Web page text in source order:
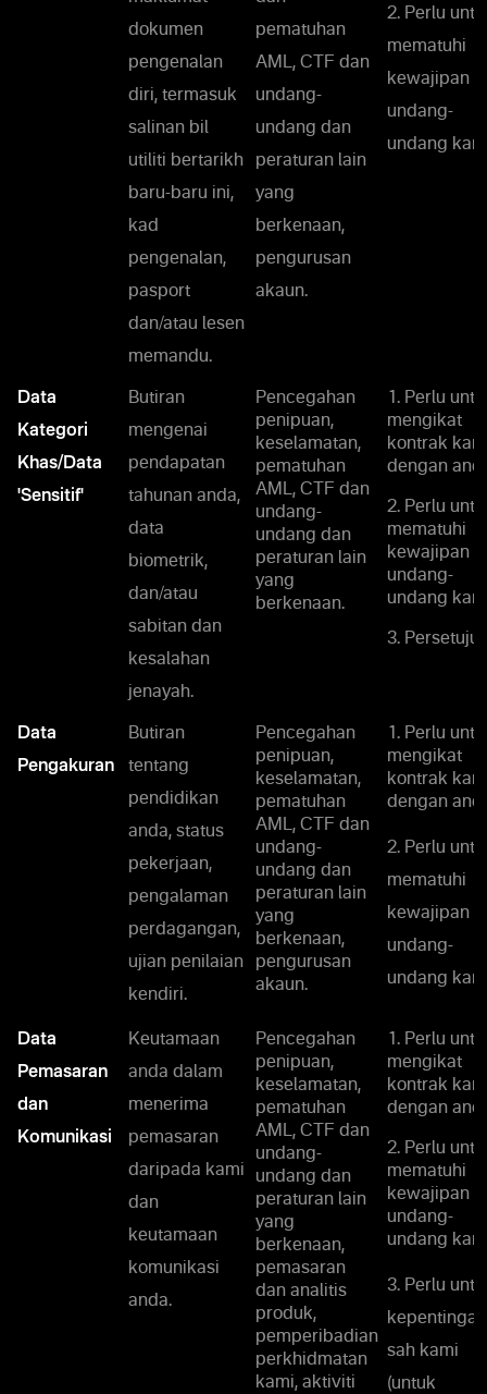
dokumen
pengenalan
diri, termasuk
salinan bil
utiliti bertarikh
baru-baru ini,
kad
pengenalan,
pasport
dan/atau lesen
memandu.
pematuhan
AML, CTF dan
undang-
undang dan
peraturan lain
yang
berkenaan,
pengurusan
akaun.
2. Perlu
mematuhi
kewajipan
undang-
undang
Data
Kategori
Khas/Data
'Sensitif'
Butiran
mengenai
pendapatan
tahunan anda,
data
biometrik,
dan/atau
sabitan dan
kesalahan
jenayah.
Pencegahan
penipuan,
keselamatan,
pematuhan
AML, CTF dan
undang-
undang dan
peraturan lain
yang
berkenaan.
1. Perlu
mengikat
kontrak
dengan
2. Perlu
mematuhi
kewajipan
undang-
undang
3.
Data
Pengakuran
Butiran
tentang
pendidikan
anda, status
pekerjaan,
pengalaman
perdagangan,
ujian penilaian
kendiri.
Pencegahan
penipuan,
keselamatan,
pematuhan
AML, CTF dan
undang-
undang dan
peraturan lain
yang
berkenaan,
pengurusan
akaun.
1. Perlu
mengikat
kontrak
dengan
2. Perlu
mematuhi
kewajipan
undang-
undang
Data
Pemasaran
dan
Komunikasi
Keutamaan
anda dalam
menerima
pemasaran
daripada kami
dan
keutamaan
komunikasi
anda.
Pencegahan
penipuan,
keselamatan,
pematuhan
AML, CTF dan
undang-
undang dan
peraturan lain
yang
berkenaan,
pemasaran
dan analitis
produk,
pemperibadian
perkhidmatan
kami, aktiviti
1. Perlu
mengikat
kontrak
dengan
2. Perlu
mematuhi
kewajipan
undang-
undang
3. Perlu
kepentingan
sah kami
(untuk